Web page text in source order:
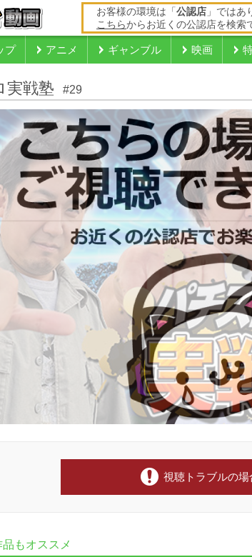
お客様の環境は「 公認店 」ではあ
こちらからお近くの公認店を検索
プ アニメ ギャンブル 映画
実戦塾 #29
視聴トラブルの場
品もオススメ